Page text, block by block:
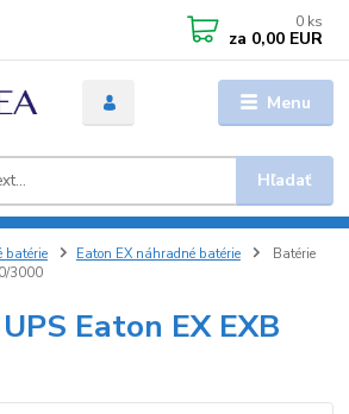
Menu
Hľadať
0 ks
za 0,00 EUR
batérie Eaton EX náhradné batérie
Batérie
3000
Eaton EX EXB